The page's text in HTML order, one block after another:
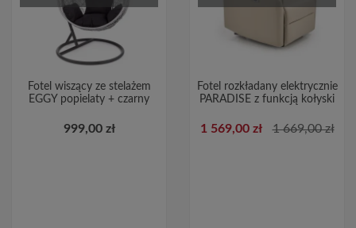
Fotel wiszący ze stelażem
EGGY popielaty + czarny
999,00 zł
Fotel rozkładany elektrycznie
PARADISE z funkcją kołyski
1 569,00 zł 1 669,00 zł